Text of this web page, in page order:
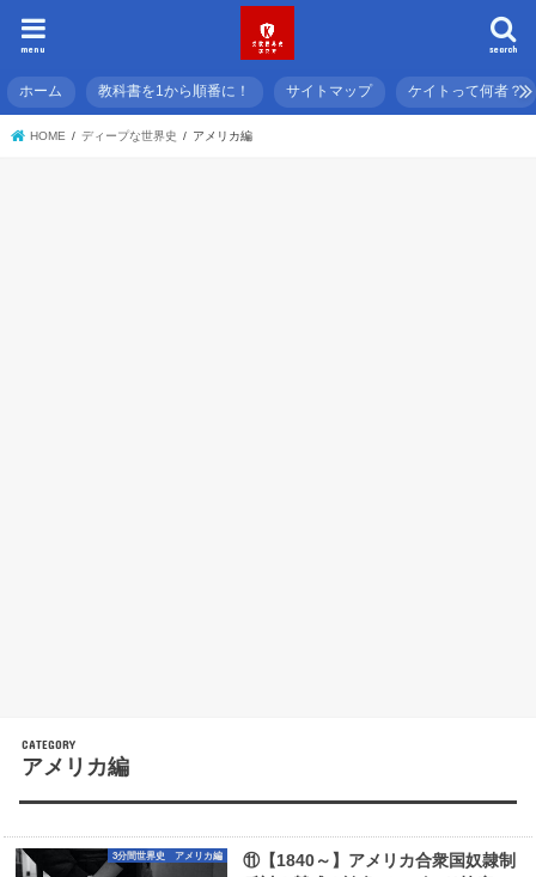
search
menu
ホーム 教科書を1から順番に！ サイトマップ ケイトって何者？
HOME ディープな世界史 アメリカ編
アメリカ編
3分間世界史 アメリカ編
⑪【1840～】アメリカ合衆国奴隷制